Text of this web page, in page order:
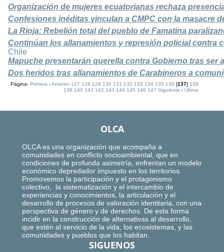
Organización de mujeres ecuatorianas rechaza
Confesiones inéditas vinculan a CMPC con la masacre
La Rioja: Rebelión total del pueblo de Famatina
Continúan los allanamientos y represión policial contra
Chile
Mapuche presentarán querella contra Gobierno tras ser
Dos heridos tras allanamientos de Carabineros a
Página:Primera -Anterior 127 128 129 130 131 132 133 134 135 136 [137]138
139 140 141 142 143 144 145 146 147 Siguiente -Ultima
OLCA
OLCA es una organización que acompaña a
comunidades en conflicto socioambiental, que en
condiciones de profunda asimetría, enfrentan un modelo
económico depredador impuesto en los territorios.
Promovemos la participación y el protagonismo
colectivo, la sistematización y el intercambio de
experiencias y conocimientos, la articulación y el
desarrollo de procesos de valoración identitaria, con una
perspectiva de género y de derechos. De esta forma
incidir en la construcción de alternativas al desarrollo,
que estén al servicio de la vida, los ecosistemas, y las
comunidades y pueblos que los habitan.
SIGUENOS